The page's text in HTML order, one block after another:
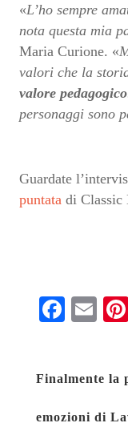
«L’ho sempre
nota questa mia
Maria Curione. «
valori che la
valore pedagogico
personaggi sono
Guardate
puntata di
Fa
ok
E
Finalmente la
emozioni di